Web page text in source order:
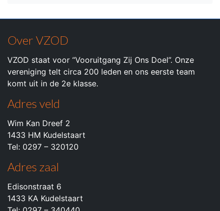
Over VZOD
VZOD staat voor “Vooruitgang Zij Ons Doel”. Onze
vereniging telt circa 200 leden en ons eerste team
komt uit in de 2e klasse.
Adres veld
Wim Kan Dreef 2
1433 HM Kudelstaart
Tel: 0297 – 320120
Adres zaal
Edisonstraat 6
1433 KA Kudelstaart